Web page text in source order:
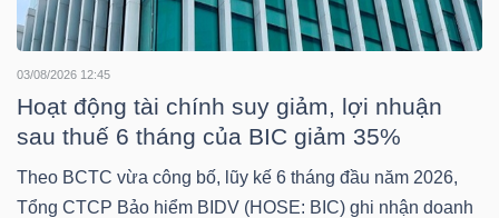
03/08/2026 12:45
Hoạt động tài chính suy giảm, lợi nhuận
sau thuế 6 tháng của BIC giảm 35%
Theo BCTC vừa công bố, lũy kế 6 tháng đầu năm 2026,
Tổng CTCP Bảo hiểm BIDV (HOSE: BIC) ghi nhận doanh
CỔ
PHIẾU
SINH